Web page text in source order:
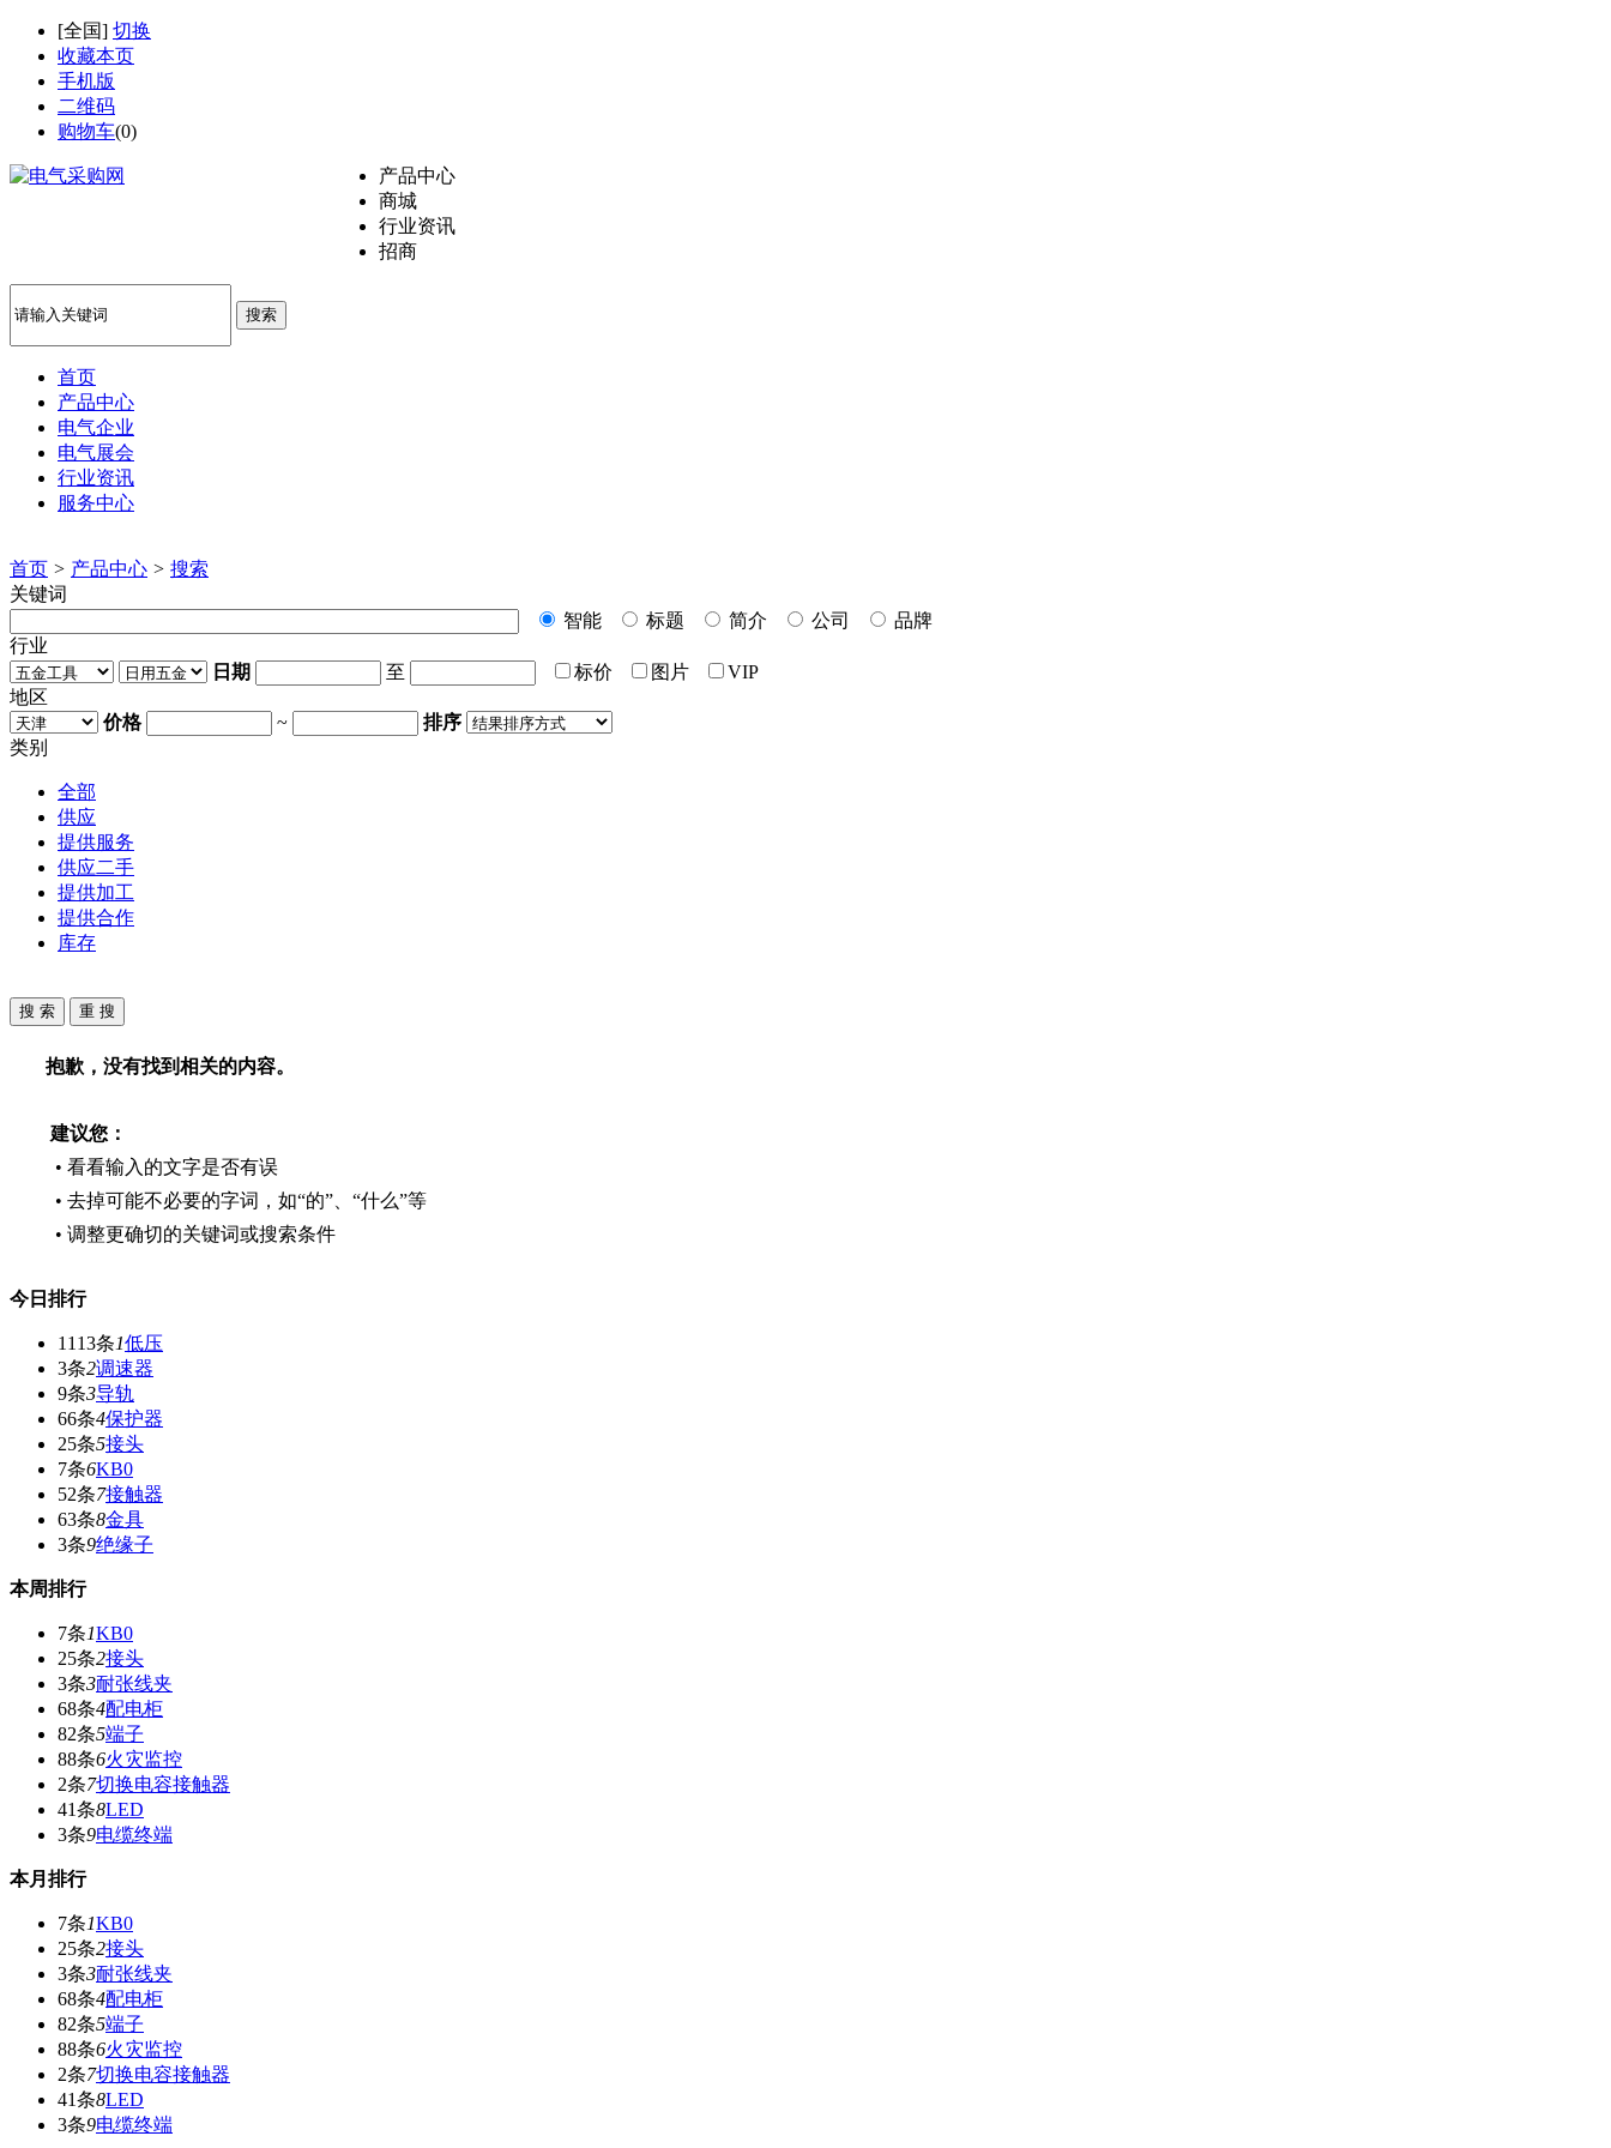
[全国] 切换
收藏本页
手机版
二维码
购物车(0)
产品中心
商城
行业资讯
招商
搜索
首页
产品中心
电气企业
电气展会
行业资讯
服务中心
首页 > 产品中心 > 搜索
关键词
智能
标题 简介 公司
品牌
行业
日期
至 标价 图片
VIP
地区
价格
~
排序
类别
全部
供应
提供服务
供应二手
提供加工
提供合作
库存
抱歉，没有找到相关的内容。
建议您：
• 看看输入的文字是否有误
• 去掉可能不必要的字词，如“的”、“什么”等
• 调整更确切的关键词或搜索条件
今日排行
1113条1低压
3条2调速器
9条3导轨
66条4保护器
25条5接头
7条6KB0
52条7接触器
63条8金具
3条9绝缘子
本周排行
7条1KB0
25条2接头
3条3耐张线夹
68条4配电柜
82条5端子
88条6火灾监控
2条7切换电容接触器
41条8LED
3条9电缆终端
本月排行
7条1KB0
25条2接头
3条3耐张线夹
68条4配电柜
82条5端子
88条6火灾监控
2条7切换电容接触器
41条8LED
3条9电缆终端